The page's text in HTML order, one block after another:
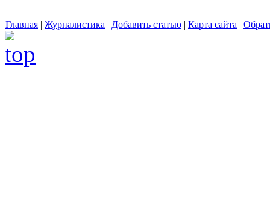
Главная | Журналистика | Добавить статью | Карта сайта |